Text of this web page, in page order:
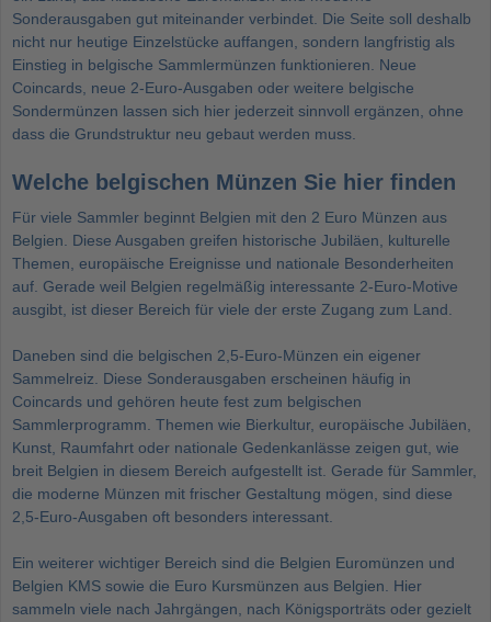
Sonderausgaben gut miteinander verbindet. Die Seite soll deshalb
nicht nur heutige Einzelstücke auffangen, sondern langfristig als
Einstieg in belgische Sammlermünzen funktionieren. Neue
Coincards, neue 2-Euro-Ausgaben oder weitere belgische
Sondermünzen lassen sich hier jederzeit sinnvoll ergänzen, ohne
dass die Grundstruktur neu gebaut werden muss.
Welche belgischen Münzen Sie hier finden
Für viele Sammler beginnt Belgien mit den 2 Euro Münzen aus
Belgien . Diese Ausgaben greifen historische Jubiläen, kulturelle
Themen, europäische Ereignisse und nationale Besonderheiten
auf. Gerade weil Belgien regelmäßig interessante 2-Euro-Motive
ausgibt, ist dieser Bereich für viele der erste Zugang zum Land.
Daneben sind die belgischen 2,5-Euro-Münzen ein eigener
Sammelreiz. Diese Sonderausgaben erscheinen häufig in
Coincards und gehören heute fest zum belgischen
Sammlerprogramm. Themen wie Bierkultur, europäische Jubiläen,
Kunst, Raumfahrt oder nationale Gedenkanlässe zeigen gut, wie
breit Belgien in diesem Bereich aufgestellt ist. Gerade für Sammler,
die moderne Münzen mit frischer Gestaltung mögen, sind diese
2,5-Euro-Ausgaben oft besonders interessant.
Ein weiterer wichtiger Bereich sind die Belgien Euromünzen und
Belgien KMS sowie die Euro Kursmünzen aus Belgien . Hier
sammeln viele nach Jahrgängen, nach Königsporträts oder gezielt